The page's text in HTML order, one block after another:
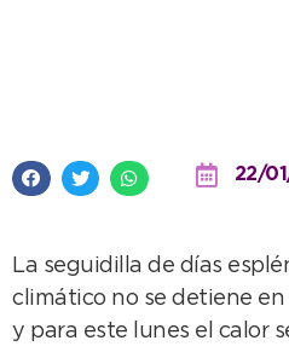
22/
La seguidilla de días
climático no se detiene en
y para este lunes el calor